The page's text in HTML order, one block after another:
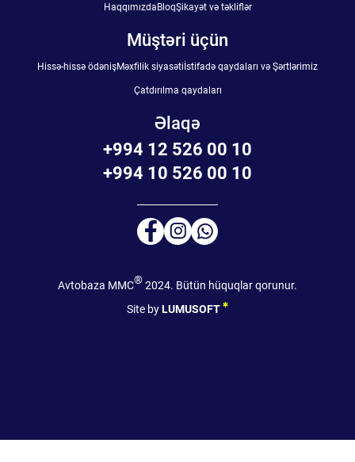
HaqqımızdaBloqŞikayət və təkliflər
Müştəri üçün
Hissə-hissə ödənişMəxfilik siyasətiİstifadə qaydaları və Şərtlərimiz
Çatdırılma qaydaları
Əlaqə
+994 12 526 00 10
+994 10 526 00 10
Avtobaza MMC®2024. Bütün hüquqlar qorunur.
Site byLUMUSOFT